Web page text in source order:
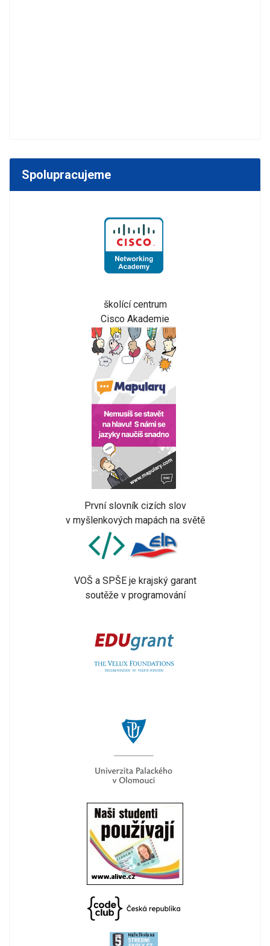
Spolupracujeme
školící centrum
Cisco Akademie
První slovník cizích slov
v myšlenkových mapách na světě
VOŠ a SPŠE je krajský garant
soutěže v programování